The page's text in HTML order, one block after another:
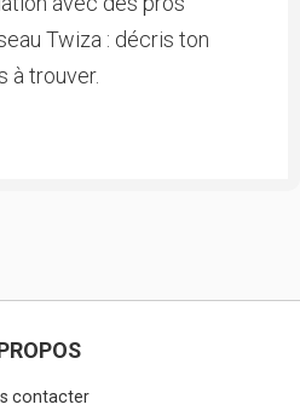
Twiza : décris ton
à trouver.
contacter